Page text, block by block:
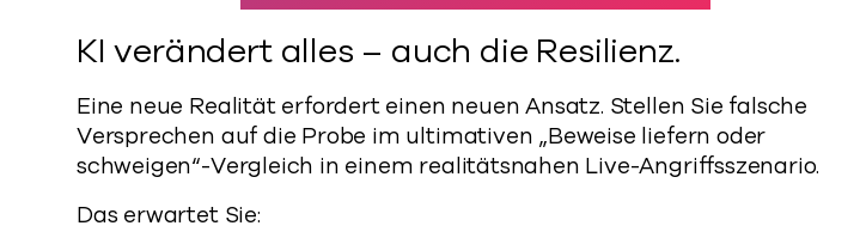
KI verändert alles – auch die Resilienz.
Eine neue Realität erfordert einen neuen Ansatz. Stellen Sie falsche
Versprechen auf die Probe im ultimativen „Beweise liefern oder
schweigen“-Vergleich in einem realitätsnahen Live-Angriffs­szenario.
Das erwartet Sie: